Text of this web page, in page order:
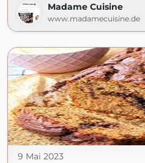
Madame Cuisine
www.madamecuisine.de
9 Mai 2023